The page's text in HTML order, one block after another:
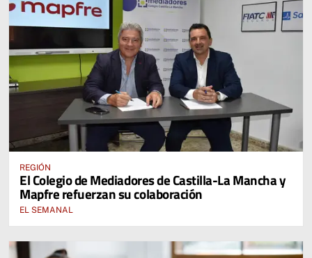
REGIÓN
El Colegio de Mediadores de Castilla-La Mancha y
Mapfre refuerzan su colaboración
EL SEMANAL